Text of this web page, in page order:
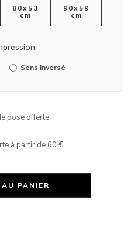
80x53
cm
90x59
cm
Sens inversé
pose offerte
à partir de 60 €
PANIER